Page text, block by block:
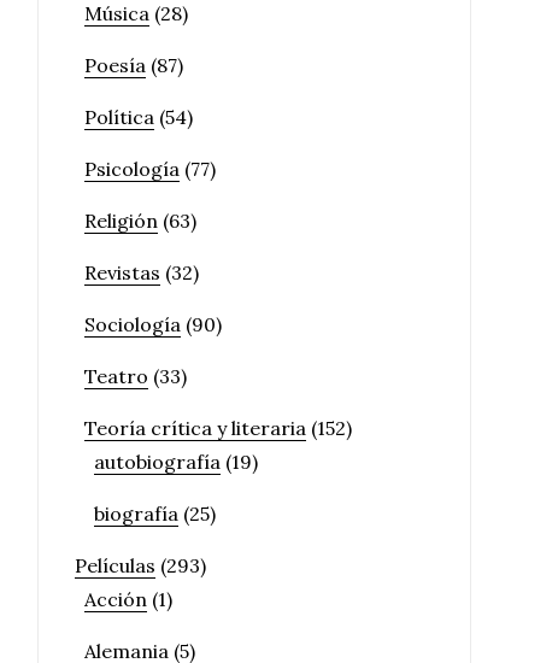
Música (28)
Poesía (87)
Política (54)
Psicología (77)
Religión (63)
Revistas (32)
Sociología (90)
Teatro (33)
Teoría crítica y literaria (152)
autobiografía (19)
biografía (25)
Películas (293)
Acción (1)
Alemania (5)